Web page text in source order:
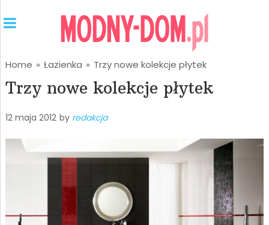
Home » Łazienka » Trzy nowe kolekcje płytek
Trzy nowe kolekcje płytek
12 maja 2012 by redakcja